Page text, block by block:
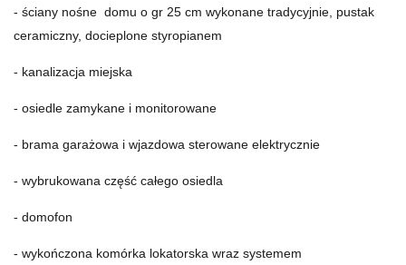
- ściany nośne domu o gr 25 cm wykonane tradycyjnie, pustak
ceramiczny, docieplone styropianem
- kanalizacja miejska
- osiedle zamykane i monitorowane
- brama garażowa i wjazdowa sterowane elektrycznie
- wybrukowana część całego osiedla
- domofon
- wykończona komórka lokatorska wraz systemem